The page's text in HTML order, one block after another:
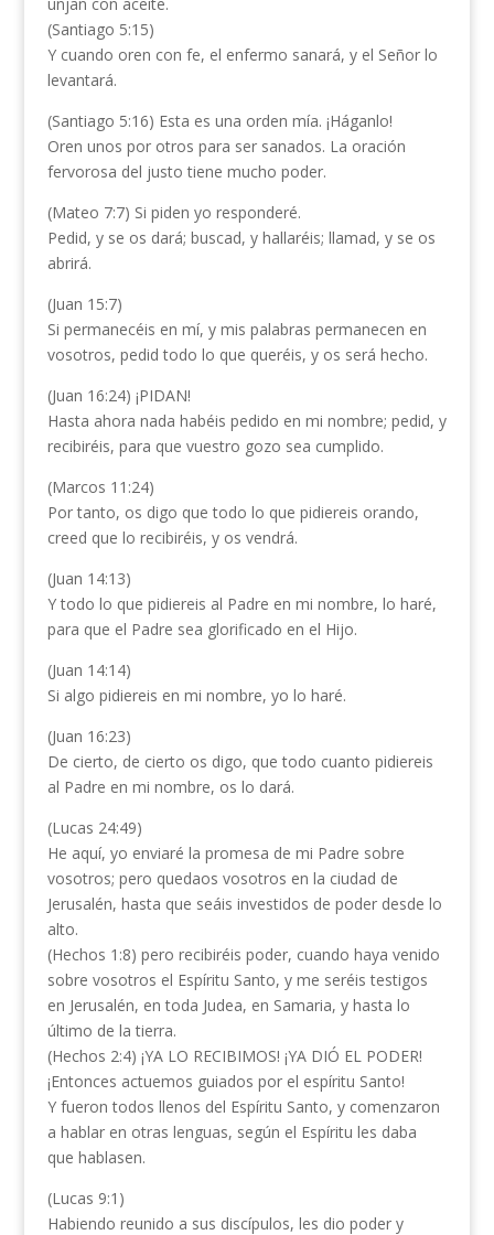
(Santiago 5:15)
Y cuando oren con fe, el enfermo sanará, y el Señor lo
levantará.
(Santiago 5:16) Esta es una orden mía. ¡Háganlo!
Oren unos por otros para ser sanados. La oración
fervorosa del justo tiene mucho poder.
(Mateo 7:7) Si piden yo responderé.
Pedid, y se os dará; buscad, y hallaréis; llamad, y se os
abrirá.
(Juan 15:7)
Si permanecéis en mí, y mis palabras permanecen en
vosotros, pedid todo lo que queréis, y os será hecho.
(Juan 16:24) ¡PIDAN!
Hasta ahora nada habéis pedido en mi nombre; pedid, y
recibiréis, para que vuestro gozo sea cumplido.
(Marcos 11:24)
Por tanto, os digo que todo lo que pidiereis orando,
creed que lo recibiréis, y os vendrá.
(Juan 14:13)
Y todo lo que pidiereis al Padre en mi nombre, lo haré,
para que el Padre sea glorificado en el Hijo.
(Juan 14:14)
Si algo pidiereis en mi nombre, yo lo haré.
(Juan 16:23)
De cierto, de cierto os digo, que todo cuanto pidiereis
al Padre en mi nombre, os lo dará.
(Lucas 24:49)
He aquí, yo enviaré la promesa de mi Padre sobre
vosotros; pero quedaos vosotros en la ciudad de
Jerusalén, hasta que seáis investidos de poder desde lo
alto.
(Hechos 1:8) pero recibiréis poder, cuando haya venido
sobre vosotros el Espíritu Santo, y me seréis testigos
en Jerusalén, en toda Judea, en Samaria, y hasta lo
último de la tierra.
(Hechos 2:4) ¡YA LO RECIBIMOS! ¡YA DIÓ EL PODER!
¡Entonces actuemos guiados por el espíritu Santo!
Y fueron todos llenos del Espíritu Santo, y comenzaron
a hablar en otras lenguas, según el Espíritu les daba
que hablasen.
(Lucas 9:1)
Habiendo reunido a sus discípulos, les dio poder y